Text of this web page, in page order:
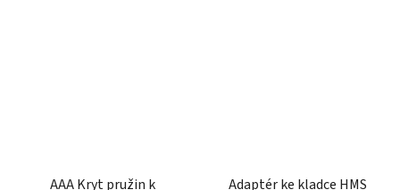
AAA Kryt pružin k
Adaptér ke kladce HMS